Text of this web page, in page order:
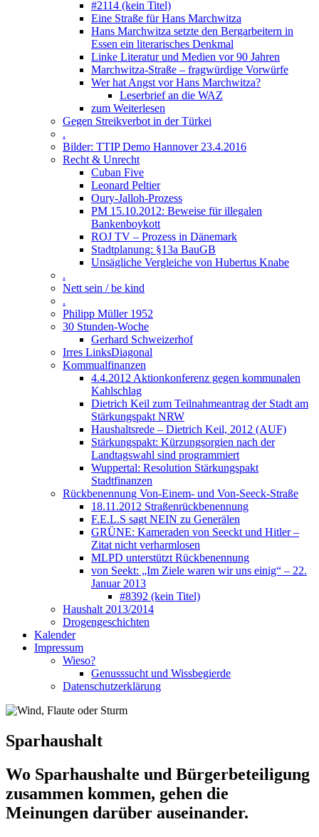
#2114 (kein Titel)
Eine Straße für Hans Marchwitza
Hans Marchwitza setzte den Bergarbeitern in
Essen ein literarisches Denkmal
Linke Literatur und Medien vor 90 Jahren
Marchwitza-Straße – fragwürdige Vorwürfe
Wer hat Angst vor Hans Marchwitza?
Leserbrief an die WAZ
zum Weiterlesen
Gegen Streikverbot in der Türkei
.
Bilder: TTIP Demo Hannover 23.4.2016
Recht & Unrecht
Cuban Five
Leonard Peltier
Oury-Jalloh-Prozess
PM 15.10.2012: Beweise für illegalen
Bankenboykott
ROJ TV – Prozess in Dänemark
Stadtplanung: §13a BauGB
Unsägliche Vergleiche von Hubertus Knabe
.
Nett sein / be kind
.
Philipp Müller 1952
30 Stunden-Woche
Gerhard Schweizerhof
Irres LinksDiagonal
Kommualfinanzen
4.4.2012 Aktionkonferenz gegen kommunalen
Kahlschlag
Dietrich Keil zum Teilnahmeantrag der Stadt am
Stärkungspakt NRW
Haushaltsrede – Dietrich Keil, 2012 (AUF)
Stärkungspakt: Kürzungsorgien nach der
Landtagswahl sind programmiert
Wuppertal: Resolution Stärkungspakt
Stadtfinanzen
Rückbenennung Von-Einem- und Von-Seeck-Straße
18.11.2012 Straßenrückbenennung
F.E.L.S sagt NEIN zu Generälen
GRÜNE: Kameraden von Seeckt und Hitler –
Zitat nicht verharmlosen
MLPD unterstützt Rückbenennung
von Seekt: „Im Ziele waren wir uns einig“ – 22.
Januar 2013
#8392 (kein Titel)
Haushalt 2013/2014
Drogengeschichten
Kalender
Impressum
Wieso?
Genusssucht und Wissbegierde
Datenschutzerklärung
Sparhaushalt
Wo Sparhaushalte und Bürgerbeteiligung
zusammen kommen, gehen die
Meinungen darüber auseinander.